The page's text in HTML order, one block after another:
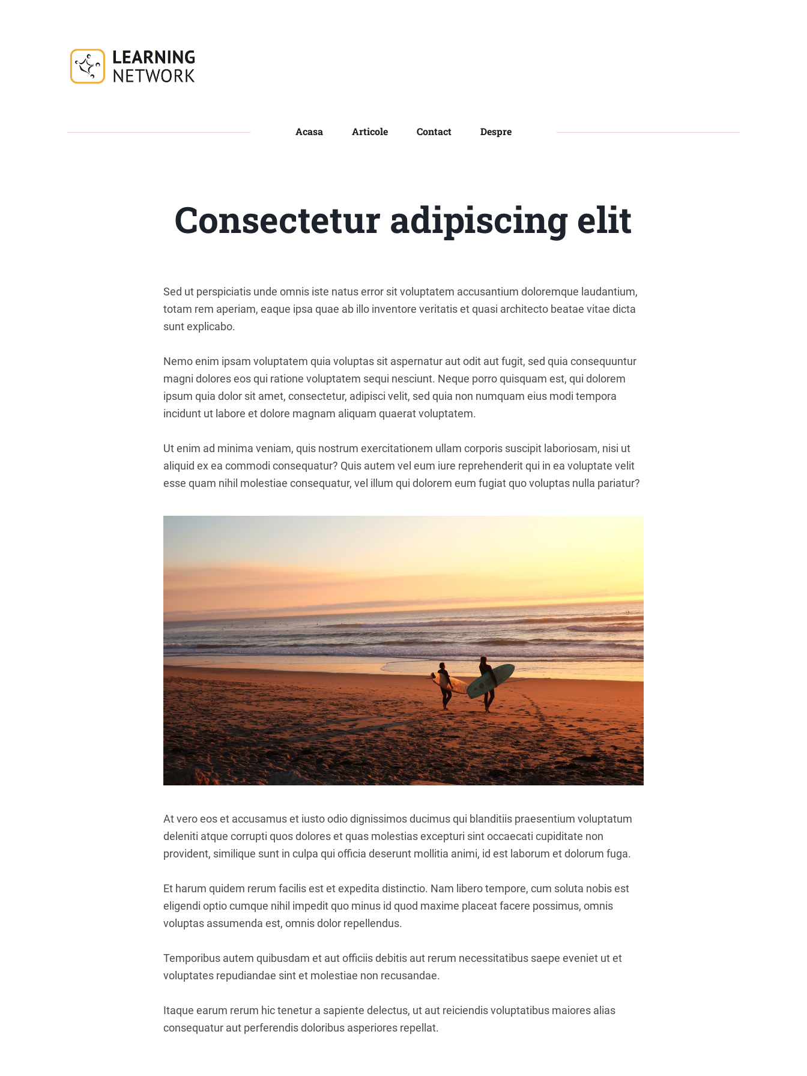
Acasa Articole Contact Despre
Consectetur adipiscing elit
Sed ut perspiciatis unde omnis iste natus error sit voluptatem accusantium doloremque laudantium,
totam rem aperiam, eaque ipsa quae ab illo inventore veritatis et quasi architecto beatae vitae dicta
sunt explicabo.
Nemo enim ipsam voluptatem quia voluptas sit aspernatur aut odit aut fugit, sed quia consequuntur
magni dolores eos qui ratione voluptatem sequi nesciunt. Neque porro quisquam est, qui dolorem
ipsum quia dolor sit amet, consectetur, adipisci velit, sed quia non numquam eius modi tempora
incidunt ut labore et dolore magnam aliquam quaerat voluptatem.
Ut enim ad minima veniam, quis nostrum exercitationem ullam corporis suscipit laboriosam, nisi ut
aliquid ex ea commodi consequatur? Quis autem vel eum iure reprehenderit qui in ea voluptate velit
esse quam nihil molestiae consequatur, vel illum qui dolorem eum fugiat quo voluptas nulla pariatur?
At vero eos et accusamus et iusto odio dignissimos ducimus qui blanditiis praesentium voluptatum
deleniti atque corrupti quos dolores et quas molestias excepturi sint occaecati cupiditate non
provident, similique sunt in culpa qui officia deserunt mollitia animi, id est laborum et dolorum fuga.
Et harum quidem rerum facilis est et expedita distinctio. Nam libero tempore, cum soluta nobis est
eligendi optio cumque nihil impedit quo minus id quod maxime placeat facere possimus, omnis
voluptas assumenda est, omnis dolor repellendus.
Temporibus autem quibusdam et aut officiis debitis aut rerum necessitatibus saepe eveniet ut et
voluptates repudiandae sint et molestiae non recusandae.
Itaque earum rerum hic tenetur a sapiente delectus, ut aut reiciendis voluptatibus maiores alias
consequatur aut perferendis doloribus asperiores repellat.